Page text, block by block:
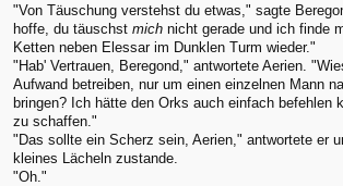
"Von Täuschung verstehst du etwas," sagte
hoffe, du täuschst mich nicht gerade und ich finde
Ketten neben Elessar im Dunklen Turm wieder."
"Hab' Vertrauen, Beregond," antwortete Aerien.
Aufwand betreiben, nur um einen einzelnen Mann
bringen? Ich hätte den Orks auch einfach befehlen
zu schaffen."
"Das sollte ein Scherz sein, Aerien," antwortete er
kleines Lächeln zustande.
"Oh."